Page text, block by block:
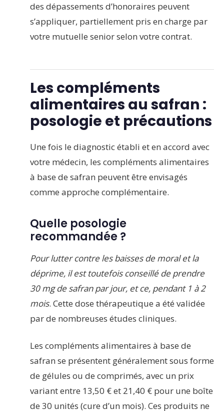
des dépassements d’honoraires peuvent
s’appliquer, partiellement pris en charge par
votre mutuelle senior selon votre contrat.
Les compléments
alimentaires au safran :
posologie et précautions
Une fois le diagnostic établi et en accord avec
votre médecin, les compléments alimentaires
à base de safran peuvent être envisagés
comme approche complémentaire.
Quelle posologie
recommandée ?
Pour lutter contre les baisses de moral et la
déprime, il est toutefois conseillé de prendre
30 mg de safran par jour, et ce, pendant 1 à 2
mois. Cette dose thérapeutique a été validée
par de nombreuses études cliniques.
Les compléments alimentaires à base de
safran se présentent généralement sous forme
de gélules ou de comprimés, avec un prix
variant entre 13,50 € et 21,40 € pour une boîte
de 30 unités (cure d’un mois). Ces produits ne